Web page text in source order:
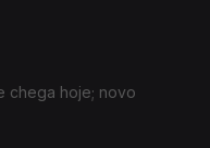
chega hoje; novo